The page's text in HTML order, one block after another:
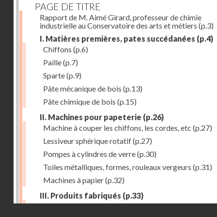
PAGE DE TITRE
Rapport de M. Aimé Girard, professeur de chimie
industrielle au Conservatoire des arts et métiers (p.3)
I. Matières premières, pates succédanées (p.4)
Chiffons (p.6)
Paille(p.7)
Sparte(p.9)
Pâte mécanique de bois (p.13)
Pâte chimique de bois (p.15)
II. Machines pour papeterie (p.26)
Machine à couper les chiffons, les cordes, etc (p.27)
Lessiveur sphérique rotatif(p.27)
Pompes à cylindres de verre(p.30)
Toiles métalliques, formes, rouleaux vergeurs (p.31)
Machines à papier(p.32)
III. Produits fabriqués (p.33)
Papiers à journaux(p.39)